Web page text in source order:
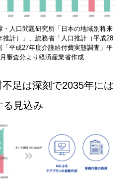
・人口問題研究所「日本の地域別将来
推計）」、総務省「人口推計（平成28
「平成27年度介護給付費実態調査」平
審査分より経済産業省作成
足は深刻で2035年には
る見込み